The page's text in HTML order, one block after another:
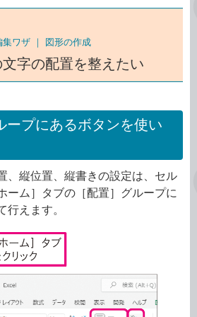
ワザ ｜ 図形の作成
字の配置を整えたい
ープにあるボタンを使い
、縦位置、縦書きの設定は、セル
ーム］タブの［配置］グループに
えます。